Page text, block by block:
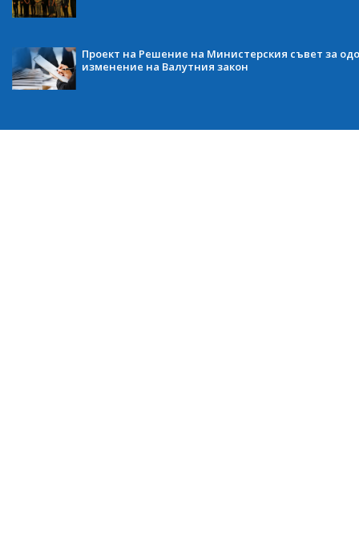
Проект на Решение на Министерския съвет за
изменение на Валутния закон